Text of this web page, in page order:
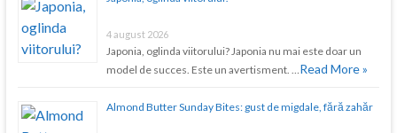
4 august 2026
Japonia, oglinda viitorului? Japonia nu mai este doar un
model de succes. Este un avertisment. … Read More »
Almond Butter Sunday Bites: gust de migdale, fără zahăr